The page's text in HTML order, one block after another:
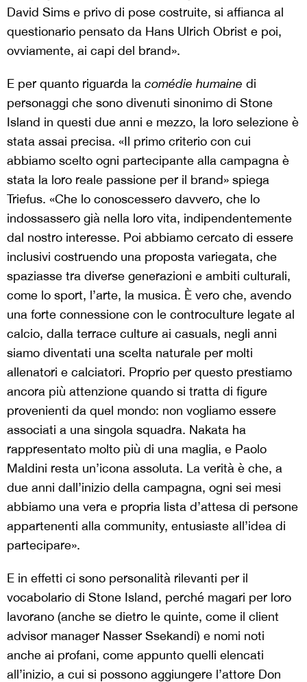
David Sims e privo di pose costruite, si affianca al
questionario pensato da Hans Ulrich Obrist e poi,
ovviamente, ai capi del brand».
E per quanto riguarda la comédie humaine di
personaggi che sono divenuti sinonimo di Stone
Island in questi due anni e mezzo, la loro selezione è
stata assai precisa. «Il primo criterio con cui
abbiamo scelto ogni partecipante alla campagna è
stata la loro reale passione per il brand» spiega
Triefus. «Che lo conoscessero davvero, che lo
indossassero già nella loro vita, indipendentemente
dal nostro interesse. Poi abbiamo cercato di essere
inclusivi costruendo una proposta variegata, che
spaziasse tra diverse generazioni e ambiti culturali,
come lo sport, l’arte, la musica. È vero che, avendo
una forte connessione con le controculture legate al
calcio, dalla terrace culture ai casuals, negli anni
siamo diventati una scelta naturale per molti
allenatori e calciatori. Proprio per questo prestiamo
ancora più attenzione quando si tratta di figure
provenienti da quel mondo: non vogliamo essere
associati a una singola squadra. Nakata ha
rappresentato molto più di una maglia, e Paolo
Maldini resta un’icona assoluta. La verità è che, a
due anni dall’inizio della campagna, ogni sei mesi
abbiamo una vera e propria lista d’attesa di persone
appartenenti alla community, entusiaste all’idea di
partecipare».
E in effetti ci sono personalità rilevanti per il
vocabolario di Stone Island, perché magari per loro
lavorano (anche se dietro le quinte, come il client
advisor manager Nasser Ssekandi) e nomi noti
anche ai profani, come appunto quelli elencati
all’inizio, a cui si possono aggiungere l’attore Don